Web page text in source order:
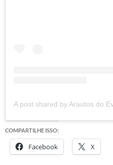
COMPARTILHE ISSO:
Facebook X